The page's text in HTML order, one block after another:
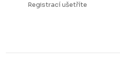
Registrací ušetříte